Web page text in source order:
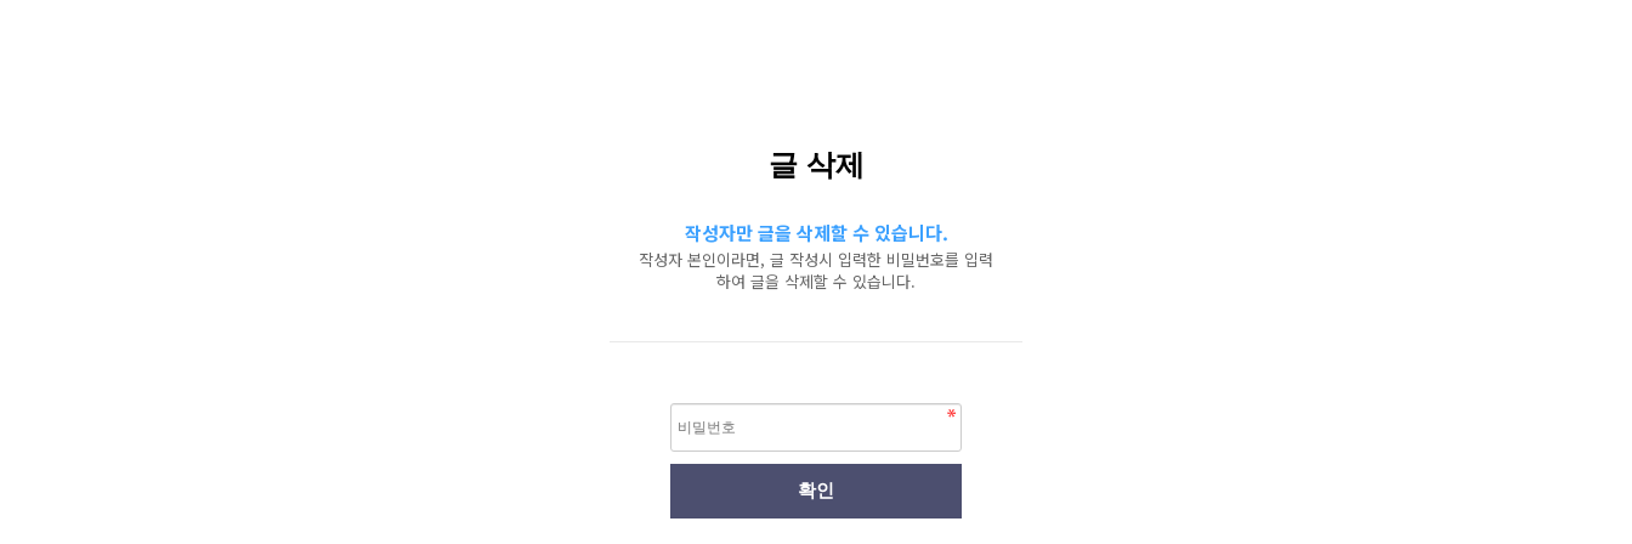
글 삭제
작성자만 글을 삭제할 수 있습니다.
작성자 본인이라면, 글 작성시 입력한 비밀번호를 입력
하여 글을 삭제할 수 있습니다.